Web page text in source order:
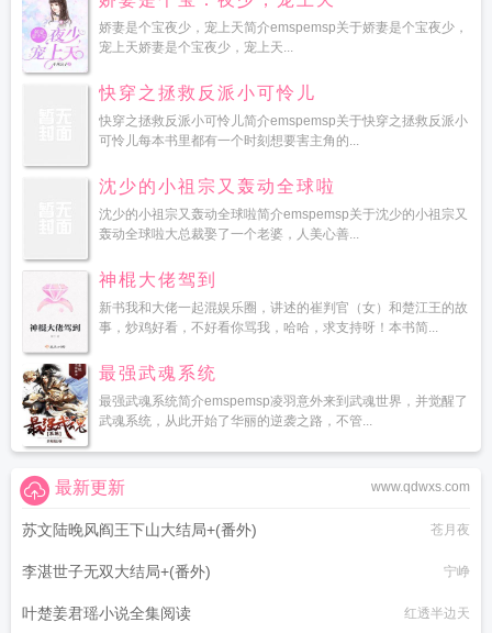
娇妻是个宝夜少，宠上天简介emspemsp关于娇妻是个宝夜少，
宠上天娇妻是个宝夜少，宠上天...
快穿之拯救反派小可怜儿
快穿之拯救反派小可怜儿简介emspemsp关于快穿之拯救反派小
可怜儿每本书里都有一个时刻想要害主角的...
沈少的小祖宗又轰动全球啦
沈少的小祖宗又轰动全球啦简介emspemsp关于沈少的小祖宗又
轰动全球啦大总裁娶了一个老婆，人美心善...
神棍大佬驾到
新书我和大佬一起混娱乐圈，讲述的崔判官（女）和楚江王的故
事，炒鸡好看，不好看你骂我，哈哈，求支持呀！本书简...
最强武魂系统
最强武魂系统简介emspemsp凌羽意外来到武魂世界，并觉醒了
武魂系统，从此开始了华丽的逆袭之路，不管...
www.qdwxs.com
最新更新
苏文陆晚风阎王下山大结局+(番外) 苍月夜
李湛世子无双大结局+(番外) 宁峥
叶楚姜君瑶小说全集阅读 红透半边天